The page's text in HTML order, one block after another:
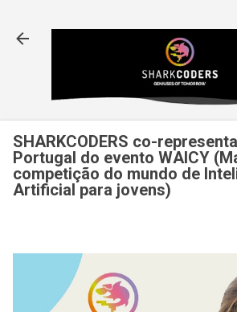
SHARKCODERS co-
Portugal do evento WAICY
competição do mundo de
Artificial para jovens)